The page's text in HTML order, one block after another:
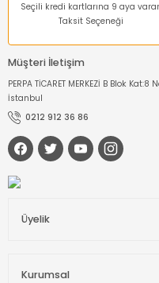
Seçili kredi kartlarına 9 aya
Taksit Seçeneği
Müşteri İletişim
PERPA TİCARET MERKEZİ B Blok
İstanbul
0212 912 36 86
Üyelik
Kurumsal